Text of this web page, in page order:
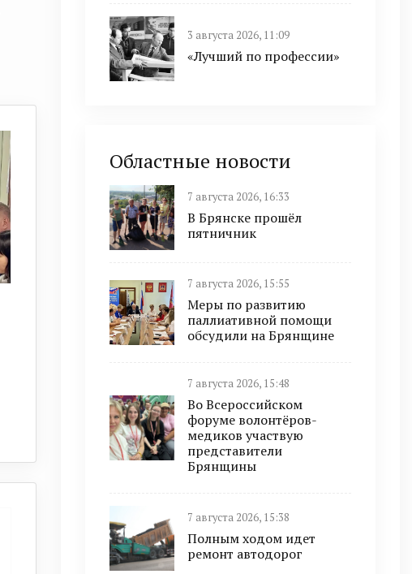
3 августа 2026, 11:09
«Лучший по профессии»
Областные новости
7 августа 2026, 16:33
В Брянске прошёл
пятничник
7 августа 2026, 15:55
Меры по развитию
паллиативной помощи
обсудили на Брянщине
7 августа 2026, 15:48
Во Всероссийском
форуме волонтёров-
медиков участвую
представители
Брянщины
7 августа 2026, 15:38
Полным ходом идет
ремонт автодорог